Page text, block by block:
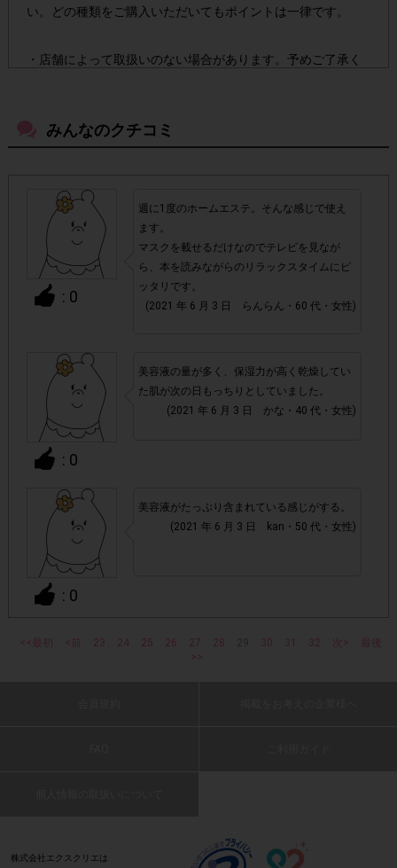
い。どの種類をご購入いただいてもポイントは一律です。
・店舗によって取扱いのない場合があります。予めご了承く
・参加(申し込み)を回答前にしていただければ、募集人数が
上限に達しても、掲載期間内のアンケート回答が可能です。
・他サイトのテンタメを含め、1つのアンケートにつき1人1
回の参加とさせていただいております。
・悪質な投稿があった場合、アカウントを停止させていた
だくこともあります。
て、機種によってはアンケートに回答できない場合がござい
ます。
▼ポイント付与対象外
・上記参加条件(対象商品・購入チェーン・回答期間・
・ECサイトやネットスーパーでのご購入
・購入できなかった/指定個数を購入できなかった場合
同じレシート画像が投稿されている場合
・画像は、jpg、jpeg、pngの拡張子で送ってください。
みんなのクチコミ
: 0
週に1度のホームエステ。そんな感じで使え
ます。
マスクを載せるだけなのでテレビを見なが
ら、本を読みながらのリラックスタイムにピ
ッタリです。
(2021 年 6 月 3 日 らんらん・60 代・女性)
: 0
美容液の量が多く、保湿力が高く乾燥してい
た肌が次の日もっちりとしていました。
(2021 年 6 月 3 日 かな・40 代・女性)
: 0
美容液がたっぷり含まれている感じがする。
(2021 年 6 月 3 日 kan・50 代・女性)
肌がすべすべになりました
(2021 年 6 月 3 日 獅子丸・60 代・女性)
<<最初 <前 23 24 25 26 27 28 30 31 32 次>
最後
>>
株式会社エクスクリエは